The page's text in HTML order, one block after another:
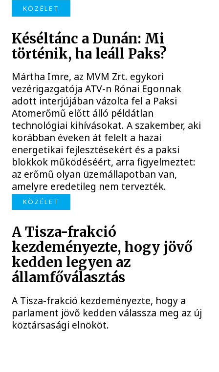
KÖZÉLET
Késéltánc a Dunán: Mi
történik, ha leáll Paks?
Mártha Imre, az MVM Zrt. egykori
vezérigazgatója ATV-n Rónai Egonnak
adott interjújában vázolta fel a Paksi
Atomerőmű előtt álló példátlan
technológiai kihívásokat. A szakember, aki
korábban éveken át felelt a hazai
energetikai fejlesztésekért és a paksi
blokkok működéséért, arra figyelmeztet:
az erőmű olyan üzemállapotban van,
amelyre eredetileg nem tervezték.
KÖZÉLET
A Tisza-frakció
kezdeményezte, hogy jövő
kedden legyen az
államfőválasztás
A Tisza-frakció kezdeményezte, hogy a
parlament jövő kedden válassza meg az új
köztársasági elnököt.